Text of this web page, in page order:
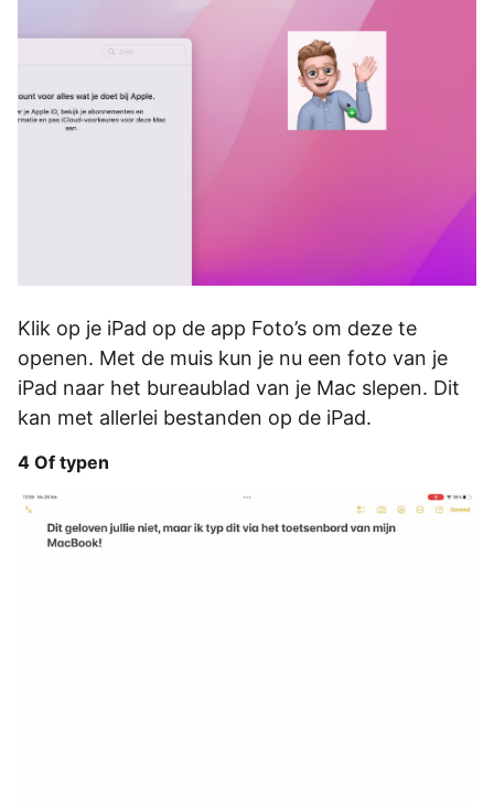
Klik op je iPad op de app Foto’s om deze te
openen. Met de muis kun je nu een foto van je
iPad naar het bureaublad van je Mac slepen. Dit
kan met allerlei bestanden op de iPad.
4 Of typen